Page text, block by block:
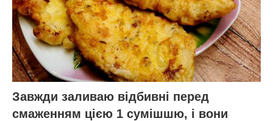
Завжди заливаю відбивні перед
смаженням цією 1 сумішшю, і вони